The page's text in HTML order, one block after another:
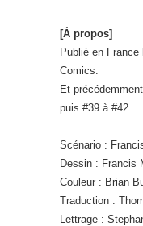
[À propos]
Publié en
Comics.
Et
puis #39 à #42.
Scénario :
Dessin : Francis
Couleur : Brian
Traduction :
Lettrage :